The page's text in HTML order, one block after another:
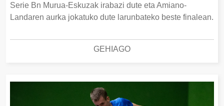
Serie Bn Murua-Eskuzak irabazi dute eta Amiano-
Landaren aurka jokatuko dute larunbateko beste finalean.
GEHIAGO